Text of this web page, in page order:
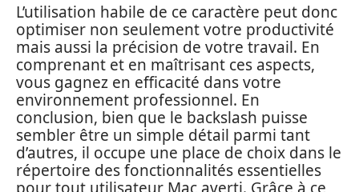
L’utilisation habile de ce caractère peut donc
optimiser non seulement votre productivité
mais aussi la précision de votre travail. En
comprenant et en maîtrisant ces aspects,
vous gagnez en efficacité dans votre
environnement professionnel. En
conclusion, bien que le backslash puisse
sembler être un simple détail parmi tant
d’autres, il occupe une place de choix dans le
répertoire des fonctionnalités essentielles
pour tout utilisateur Mac averti. Grâce à ce